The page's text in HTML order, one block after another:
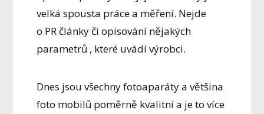
velká spousta práce a měření. Nejde
o PR články či opisování nějakých
parametrů , které uvádí výrobci.
Dnes jsou všechny fotoaparáty a většina
foto mobilů poměrně kvalitní a je to více